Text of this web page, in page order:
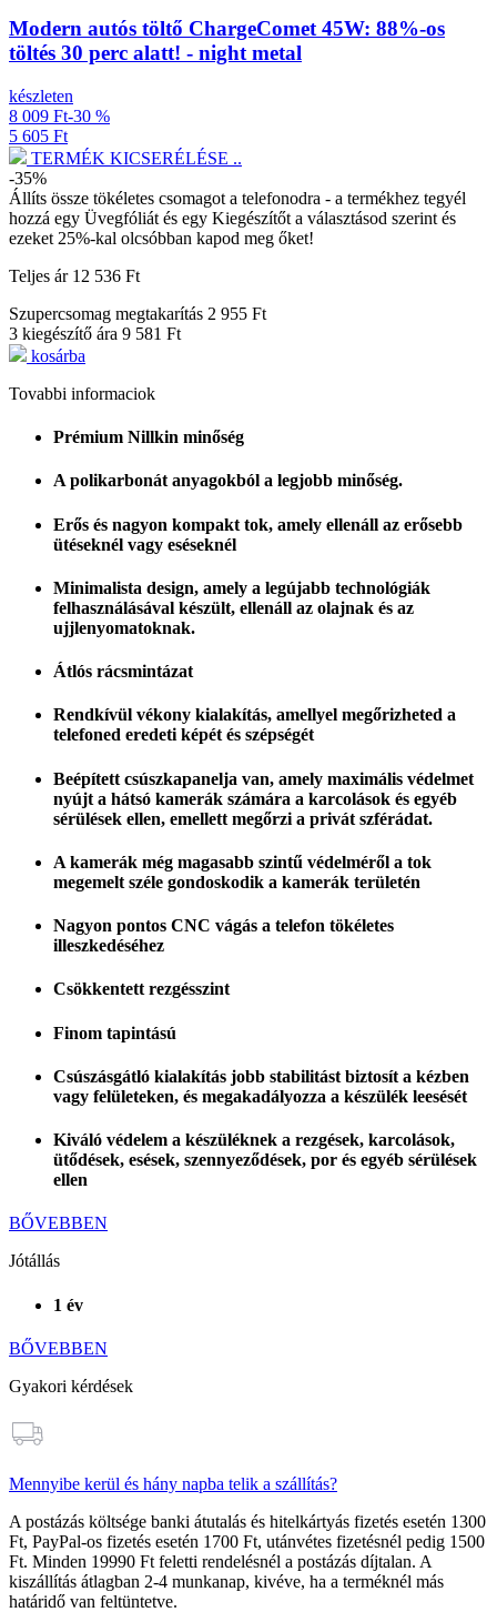
Modern autós töltő ChargeComet 45W: 88%-os
töltés 30 perc alatt! - night metal
készleten
8 009 Ft-30 %
5 605 Ft
TERMÉK KICSERÉLÉSE ..
-35%
Állíts össze tökéletes csomagot a telefonodra - a termékhez tegyél
hozzá egy Üvegfóliát és egy Kiegészítőt a választásod szerint és
ezeket 25%-kal olcsóbban kapod meg őket!
Teljes ár 12 536 Ft
Szupercsomag megtakarítás 2 955 Ft
3 kiegészítő ára 9 581 Ft
kosárba
Tovabbi informaciok
Prémium Nillkin minőség
A polikarbonát anyagokból a legjobb minőség.
Erős és nagyon kompakt tok, amely ellenáll az erősebb
ütéseknél vagy eséseknél
Minimalista design, amely a legújabb technológiák
felhasználásával készült, ellenáll az olajnak és az
ujjlenyomatoknak.
Átlós rácsmintázat
Rendkívül vékony kialakítás, amellyel megőrizheted a
telefoned eredeti képét és szépségét
Beépített csúszkapanelja van, amely maximális védelmet
nyújt a hátsó kamerák számára a karcolások és egyéb
sérülések ellen, emellett megőrzi a privát szférádat.
A kamerák még magasabb szintű védelméről a tok
megemelt széle gondoskodik a kamerák területén
Nagyon pontos CNC vágás a telefon tökéletes
illeszkedéséhez
Csökkentett rezgésszint
Finom tapintású
Csúszásgátló kialakítás jobb stabilitást biztosít a kézben
vagy felületeken, és megakadályozza a készülék leesését
Kiváló védelem a készüléknek a rezgések, karcolások,
ütődések, esések, szennyeződések, por és egyéb sérülések
ellen
BŐVEBBEN
Jótállás
1 év
BŐVEBBEN
Gyakori kérdések
Mennyibe kerül és hány napba telik a szállítás?
A postázás költsége banki átutalás és hitelkártyás fizetés esetén 1300
Ft, PayPal-os fizetés esetén 1700 Ft, utánvétes fizetésnél pedig 1500
Ft. Minden 19990 Ft feletti rendelésnél a postázás díjtalan. A
kiszállítás átlagban 2-4 munkanap, kivéve, ha a terméknél más
határidő van feltüntetve.